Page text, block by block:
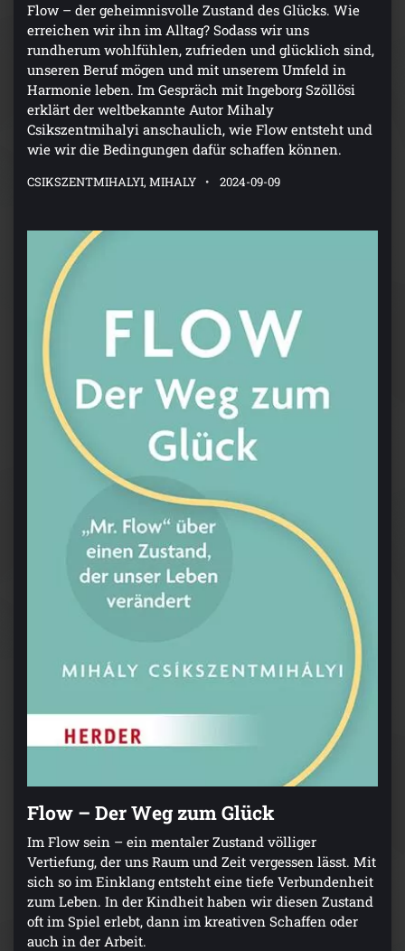
Flow – der geheimnisvolle Zustand des Glücks. Wie
erreichen wir ihn im Alltag? Sodass wir uns
rundherum wohlfühlen, zufrieden und glücklich sind,
unseren Beruf mögen und mit unserem Umfeld in
Harmonie leben. Im Gespräch mit Ingeborg Szöllösi
erklärt der weltbekannte Autor Mihaly
Csikszentmihalyi anschaulich, wie Flow entsteht und
wie wir die Bedingungen dafür schaffen können.
CSIKSZENTMIHALYI, MIHALY 2024-09-09
Flow – Der Weg zum Glück
Im Flow sein – ein mentaler Zustand völliger
Vertiefung, der uns Raum und Zeit vergessen lässt. Mit
sich so im Einklang entsteht eine tiefe Verbundenheit
zum Leben. In der Kindheit haben wir diesen Zustand
oft im Spiel erlebt, dann im kreativen Schaffen oder
auch in der Arbeit.